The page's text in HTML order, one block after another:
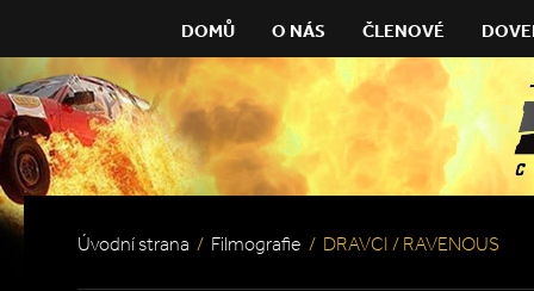
DOMŮ O NÁS ČLENOVÉ
Úvodní strana / Filmografie / DRAVCI / RAVENOUS